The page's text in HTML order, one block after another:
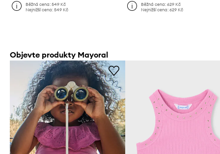
Běžná cena:549 Kč
Nejnižší cena:549 Kč
Běžná cena: 629 Kč
Nejnižší cena: 629 Kč
Objevte produkty Mayoral